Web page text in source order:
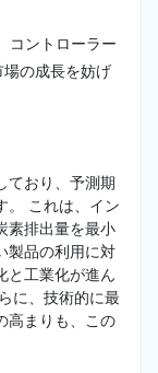
コントローラー
の成長を妨げ
ており、予測期
。 これは、イン
素排出量を最小
製品の利用に対
と工業化が進ん
に、技術的に最
高まりも、この